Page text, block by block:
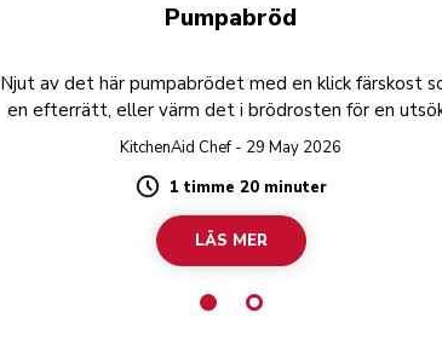
Pumpabröd
Njut av det här pumpabrödet med en klick färskost
en efterrätt, eller värm det i brödrosten för en
frukost.
KitchenAid Chef - 29 May 2026
Duration
1 timme 20 minuter
LÄS MER